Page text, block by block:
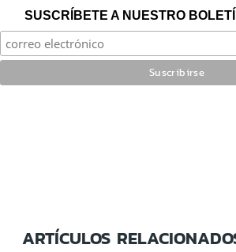
SUSCRÍBETE A NUESTRO
ARTÍCULOS